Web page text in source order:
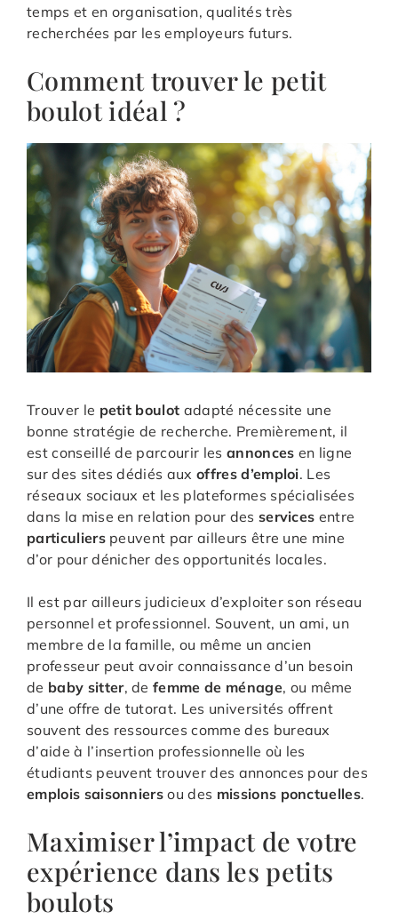
temps et en organisation, qualités très
recherchées par les employeurs futurs.
Comment trouver le petit
boulot idéal ?
Trouver le petit boulot adapté nécessite une
bonne stratégie de recherche. Premièrement, il
est conseillé de parcourir les annonces en ligne
sur des sites dédiés auxoffres d’emploi. Les
réseaux sociaux et les plateformes spécialisées
dans la mise en relation pour des services entre
particulierspeuvent par ailleurs être une mine
d’or pour dénicher des opportunités locales.
Il est par ailleurs judicieux d’exploiter son réseau
personnel et professionnel. Souvent, un ami, un
membre de la famille, ou même un ancien
professeur peut avoir connaissance d’un besoin
de baby sitter, defemme de ménage, ou même
d’une offre de tutorat. Les universités offrent
souvent des ressources comme des bureaux
d’aide à l’insertion professionnelle où les
étudiants peuvent trouver des annonces pour des
emplois saisonniers ou des missions ponctuelles.
Maximiser l’impact de votre
expérience dans les petits
boulots